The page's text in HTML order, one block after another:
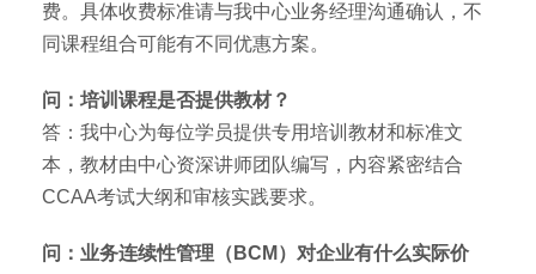
费。具体收费标准请与我中心业务经理沟通确认，不
同课程组合可能有不同优惠方案。
问：培训课程是否提供教材？
答：我中心为每位学员提供专用培训教材和标准文
本，教材由中心资深讲师团队编写，内容紧密结合
CCAA考试大纲和审核实践要求。
问：业务连续性管理（BCM）对企业有什么实际价